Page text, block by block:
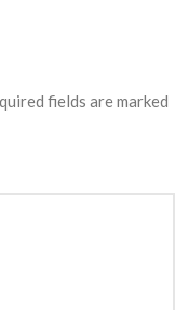
fields are marked